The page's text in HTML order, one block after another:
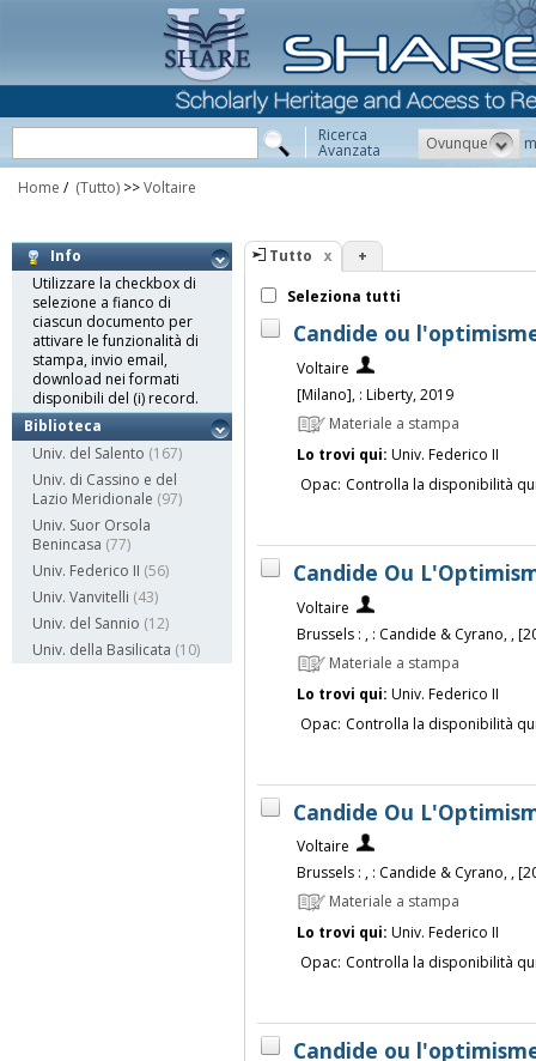
Ricerca
Avanzata Ovunque
Home / (Tutto) >>Voltaire
Info
Utilizzare la checkbox di
selezione a fianco di
ciascun documento per
attivare le funzionalità di
stampa, invio email,
download nei formati
disponibili del (i) record.
Biblioteca
Univ. del Salento (167)
Univ. di Cassino e del
Lazio Meridionale (97)
Univ. Suor Orsola
Benincasa (77)
Univ. Federico II (56)
Univ. Vanvitelli (43)
Univ. del Sannio (12)
Univ. della Basilicata (10)
Tutto +
Seleziona tutti
Candide ou
Voltaire
[Milano], : Liberty, 2019
Materiale a stampa
Lo trovi qui: Univ. Federico II
Opac: Controlla la disponibilità
Candide Ou
Voltaire
Brussels : , : Candide & Cyrano, ,
Materiale a stampa
Lo trovi qui: Univ. Federico II
Opac: Controlla la disponibilità
Candide Ou
Voltaire
Brussels : , : Candide & Cyrano, ,
Materiale a stampa
Lo trovi qui: Univ. Federico II
Opac: Controlla la disponibilità
Candide ou